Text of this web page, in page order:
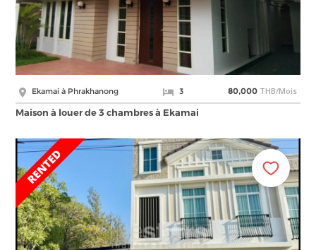
Ekamai à Phrakhanong 3 80,000 THB/Mois
Maison à louer de 3 chambres à Ekamai